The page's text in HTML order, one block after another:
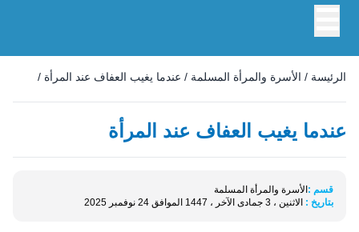
الرئيسة / الأسرة والمرأة المسلمة / عندما يغيب العفاف عند المرأة /
عندما يغيب العفاف عند المرأة
قسم : الأسرة والمرأة المسلمة
بتاريخ : الاثنين ، 3 جمادى الآخر ، 1447 الموافق 24 نوفمبر 2025